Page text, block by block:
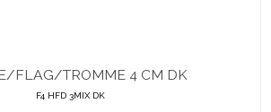
FLAG/TROMME 4 CM DK
F4 HFD 3MIX DK